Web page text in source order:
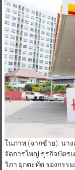
ในภาพ (จากซ้าย): นา
จัดการใหญ่ ธุรกิจบัตร
วิภา ยุกตะทัต รองกรร